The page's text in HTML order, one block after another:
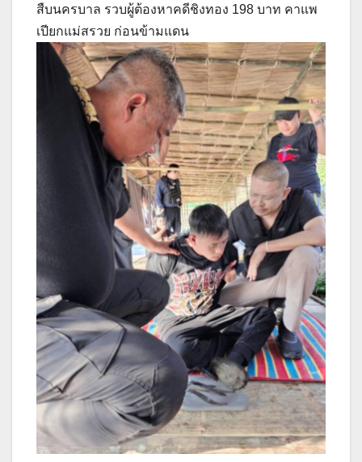
สืบนครบาล รวบผู้ต้องหาคดีชิงทอง 198 บาท คาแพ
เปียกแม่สรวย ก่อนข้ามแดน